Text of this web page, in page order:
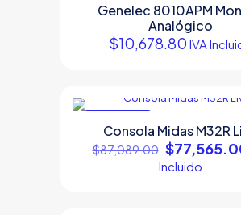
Genelec 8010APM
Analógico
$10,678.80 IVA
Consola Midas M32R
$87,089.00 Original
price
was:
$
Incluido